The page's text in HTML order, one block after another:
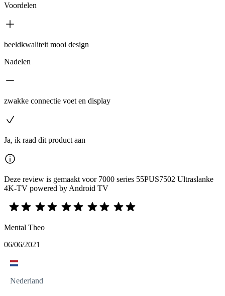
Voordelen
beeldkwaliteit mooi design
Nadelen
zwakke connectie voet en display
Ja, ik raad dit product aan
Deze review is gemaakt voor 7000 series 55PUS7502 Ultraslanke
4K-TV powered by Android TV
Mental Theo
06/06/2021
Nederland